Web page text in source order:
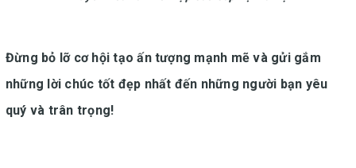
Đừng bỏ lỡ cơ hội tạo ấn tượng mạnh mẽ và gửi gắm
những lời chúc tốt đẹp nhất đến những người bạn yêu
quý và trân trọng!